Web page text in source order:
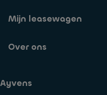
Mijn leasewagen
Over ons
Ayvens